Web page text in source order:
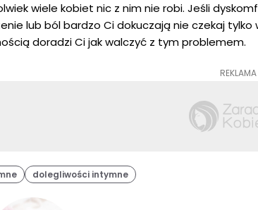
wiele kobiet nic z nim nie robi. Jeśli
lub ból bardzo Ci dokuczają nie czekaj
doradzi Ci jak walczyć z tym problemem.
REKLAMA
dolegliwości intymne